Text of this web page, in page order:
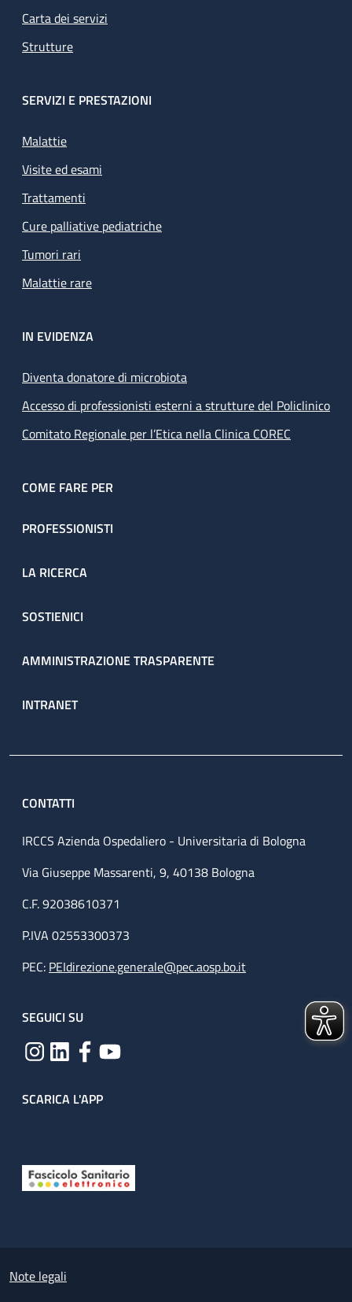
Carta dei servizi
Strutture
SERVIZI E PRESTAZIONI
Malattie
Visite ed esami
Trattamenti
Cure palliative pediatriche
Tumori rari
Malattie rare
IN EVIDENZA
Diventa donatore di microbiota
Accesso di professionisti esterni a strutture del Policlinico
Comitato Regionale per l’Etica nella Clinica COREC
COME FARE PER
PROFESSIONISTI
LA RICERCA
SOSTIENICI
AMMINISTRAZIONE TRASPARENTE
INTRANET
CONTATTI
IRCCS Azienda Ospedaliero - Universitaria di Bologna
Via Giuseppe Massarenti, 9, 40138 Bologna
C.F. 92038610371
P.IVA 02553300373
PEC: PEIdirezione.generale@pec.aosp.bo.it
SEGUICI SU
SCARICA L'APP
Small prints
Note legali